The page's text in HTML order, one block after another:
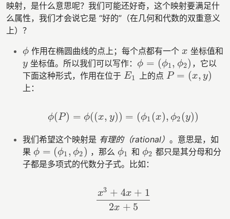
映射，是什么意思呢？我们可能还好奇，这个映射要满足什
么属性，我们才会说它是 “好的”（在几何和代数的双重意义
上）？
ϕ
ϕ作用在椭圆曲线的点上；每个点都有一个 x
x 坐标值和
y
y 坐标值。所以我们可以写作： ϕ = (ϕ1, ϕ2)
ϕ=(ϕ 1 ,ϕ2)
，它以
下面这种形式，作用在位于 E1
E1 上的点 P = (x, y)
P= (x y)
上：
ϕ(P) = ϕ((x, y)) = (ϕ1 (x), ϕ2 (y))
ϕ(P )=ϕ((x ,y) )=(ϕ 1 (x) ϕ2 (y ))
我们希望这个映射是 有理的（rational） 。意思是，如
果 ϕ = (ϕ1 , ϕ2)
ϕ=(ϕ 1 ,ϕ2) ，那么 ϕ1
ϕ1 和 ϕ2
ϕ2 都只是其分母和分
子都是多项式的代数分子式。比如：
x3 + 4x + 1
2x + 5
x3+4x+12x+5